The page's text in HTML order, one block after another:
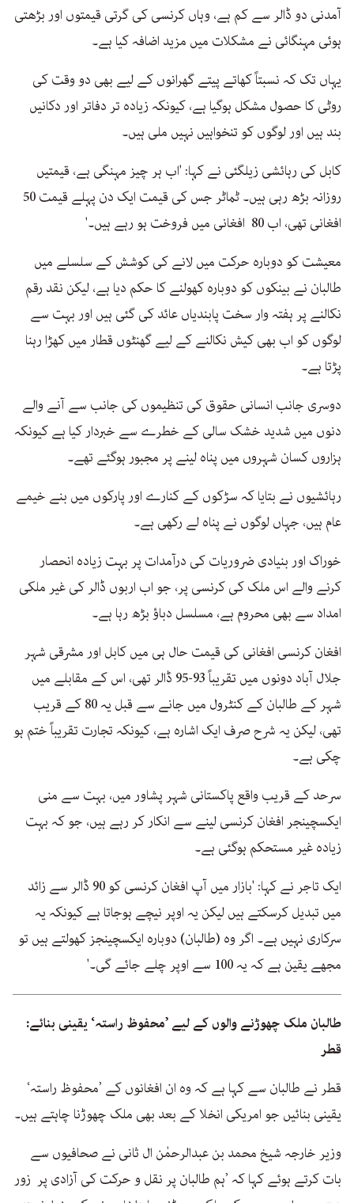
آمدنی دو ڈالر سے کم ہے، وہاں کرنسی کی گرتی قیمتوں اور بڑھتی
ہوئی مہنگائی نے مشکلات میں مزید اضافہ کیا ہے۔
یہاں تک کہ نسبتاً کھاتے پیتے گھرانوں کے لیے بھی دو وقت کی
روٹی کا حصول مشکل ہوگیا ہے، کیونکہ زیادہ تر دفاتر اور دکانیں
بند ہیں اور لوگوں کو تنخواہیں نہیں ملی ہیں۔
کابل کی رہائشی زیلگئی نے کہا: 'اب ہر چیز مہنگی ہے، قیمتیں
روزانہ بڑھ رہی ہیں۔ ٹماٹر جس کی قیمت ایک دن پہلے قیمت 50
افغانی تھی، اب 80 افغانی میں فروخت ہو رہے ہیں۔'
معیشت کو دوبارہ حرکت میں لانے کی کوشش کے سلسلے میں
طالبان نے بینکوں کو دوبارہ کھولنے کا حکم دیا ہے، لیکن نقد رقم
نکالنے پر ہفتہ وار سخت پابندیاں عائد کی گئی ہیں اور بہت سے
لوگوں کو اب بھی کیش نکالنے کے لیے گھنٹوں قطار میں کھڑا رہنا
پڑتا ہے۔
دوسری جانب انسانی حقوق کی تنظیموں کی جانب سے آنے والے
دنوں میں شدید خشک سالی کے خطرے سے خبردار کیا ہے کیونکہ
ہزاروں کسان شہروں میں پناہ لینے پر مجبور ہوگئے تھے۔
رہائشیوں نے بتایا کہ سڑکوں کے کنارے اور پارکوں میں بنے خیمے
عام ہیں، جہاں لوگوں نے پناہ لے رکھی ہے۔
خوراک اور بنیادی ضروریات کی درآمدات پر بہت زیادہ انحصار
کرنے والے اس ملک کی کرنسی پر، جو اب اربوں ڈالر کی غیر ملکی
امداد سے بھی محروم ہے، مسلسل دباؤ بڑھ رہا ہے۔
افغان کرنسی افغانی کی قیمت حال ہی میں کابل اور مشرقی شہر
جلال آباد دونوں میں تقریباً 93-95 ڈالر تھی، اس کے مقابلے میں
شہر کے طالبان کے کنٹرول میں جانے سے قبل یہ 80 کے قریب
تھی، لیکن یہ شرح صرف ایک اشارہ ہے، کیونکہ تجارت تقریباً ختم ہو
چکی ہے۔
سرحد کے قریب واقع پاکستانی شہر پشاور میں، بہت سے منی
ایکسچینجر افغان کرنسی لینے سے انکار کر رہے ہیں، جو کہ بہت
زیادہ غیر مستحکم ہوگئی ہے۔
ایک تاجر نے کہا: 'بازار میں آپ افغان کرنسی کو 90 ڈالر سے زائد
میں تبدیل کرسکتے ہیں لیکن یہ اوپر نیچے ہوجاتا ہے کیونکہ یہ
سرکاری نہیں ہے۔ اگر وہ (طالبان) دوبارہ ایکسچینجز کھولتے ہیں تو
مجھے یقین ہے کہ یہ 100 سے اوپر چلے جائے گی۔'
طالبان ملک چھوڑنے والوں کے لیے ’محفوظ راستہ‘ یقینی بنائے:
قطر
قطر نے طالبان سے کہا ہے کہ وہ ان افغانوں کے ’محفوظ راستہ‘
یقینی بنائیں جو امریکی انخلا کے بعد بھی ملک چھوڑنا چاہتے ہیں۔
وزیر خارجہ شیخ محمد بن عبدالرحمٰن ال ثانی نے صحافیوں سے
بات کرتے ہوئے کہا کہ ’ہم طالبان پر نقل و حرکت کی آزادی پر زور